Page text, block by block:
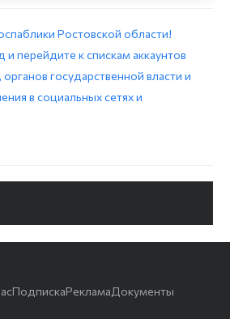
Ростовской области!
перейдите к спискам аккаунтов
государственной власти и
в социальных сетях и
ПодпискаРекламаДокументы